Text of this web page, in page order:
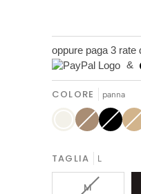
oppure paga 3 rate
&
COLORE panna
pannaCAMMELLO
Variante
esaurita
o
disponibile
Nero
Variante
esaurita
o o
TAGLIA L
MVARIANTE